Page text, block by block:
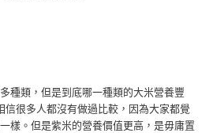
種類，但是到底哪一種類的大米營養豐
信很多人都沒有做過比較，因為大家都覺
樣。但是紫米的營養價值更高，是毋庸置